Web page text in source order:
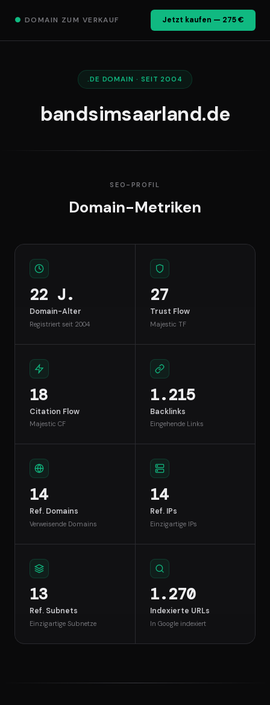
● DOMAIN ZUM VERKAUF Jetzt kaufen — 275 €
.DE DOMAIN · SEIT 2004
bandsimsaarland.de
SEO-PROFIL
Domain-Metriken
22 J.
Domain-Alter
Registriert seit 2004
27
Trust Flow
Majestic TF
18
Citation Flow
Majestic CF
1.215
Backlinks
Eingehende Links
14
Ref. Domains
Verweisende Domains
14
Ref. IPs
Einzigartige IPs
13
Ref. Subnets
Einzigartige Subnetze
1.270
Indexierte URLs
In Google indexiert